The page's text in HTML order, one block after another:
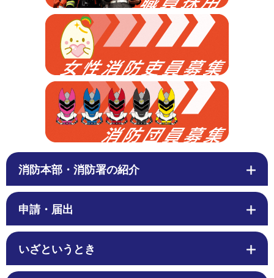
消防本部・消防署の紹介
申請・届出
いざというとき